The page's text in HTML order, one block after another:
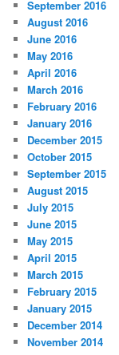
September 2016
August 2016
June 2016
May 2016
April 2016
March 2016
February 2016
January 2016
December 2015
October 2015
September 2015
August 2015
July 2015
June 2015
May 2015
April 2015
March 2015
February 2015
January 2015
December 2014
November 2014